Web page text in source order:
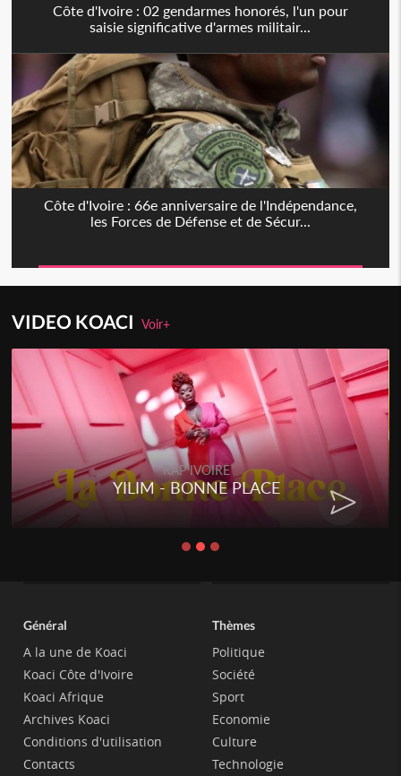
Côte d'Ivoire : 02 gendarmes honorés, l'un pour
saisie significative d'armes militair...
Côte d'Ivoire : 66e anniversaire de l'Indépendance,
les Forces de Défense et de Sécur...
VIDEO KOACIVoir+
RAP IVOIRE
YILIM - BONNE PLACE
Général
A la une de Koaci
Koaci Côte d'Ivoire
Koaci Afrique
Archives Koaci
Conditions d'utilisation
Contacts
Thèmes
Politique
Société
Sport
Economie
Culture
Technologie